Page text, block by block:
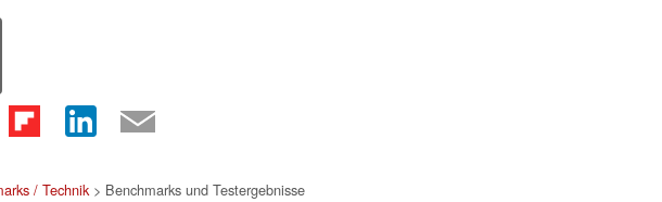
/ Technik> Benchmarks und Testergebnisse